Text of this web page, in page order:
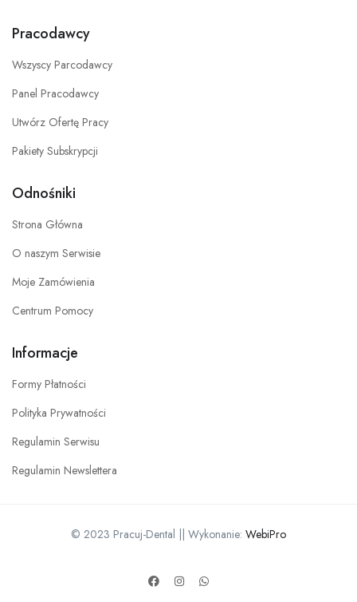
Pracodawcy
Wszyscy Parcodawcy
Panel Pracodawcy
Utwórz Ofertę Pracy
Pakiety Subskrypcji
Odnośniki
Strona Główna
O naszym Serwisie
Moje Zamówienia
Centrum Pomocy
Informacje
Formy Płatności
Polityka Prywatności
Regulamin Serwisu
Regulamin Newslettera
© 2023 Pracuj-Dental || Wykonanie: WebiPro